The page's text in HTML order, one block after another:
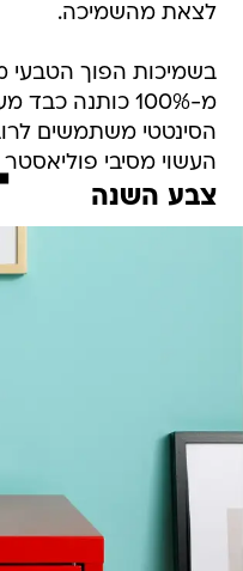
לצאת מהשמיכה.
בשמיכות הפוך
מ-100% כותנה
הסינטטי משתמשים
העשוי מסיבי פוליאסטר
צבע השנה